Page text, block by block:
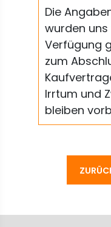
Die
wurden
Verfügung
zum
Irrtum und
bleiben